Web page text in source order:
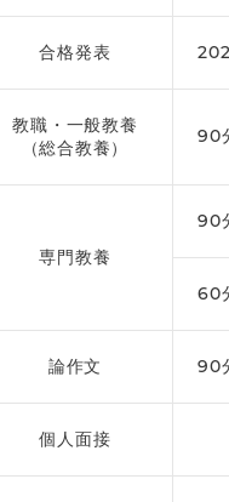
合格発表
教職・一般教養
（総合教養）
90
専門教養
90
60
論作文 90
個人面接